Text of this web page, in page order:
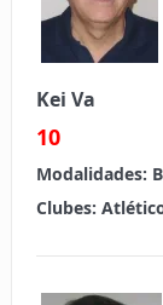
Kei Va
10
Modalidades:
Clubes: